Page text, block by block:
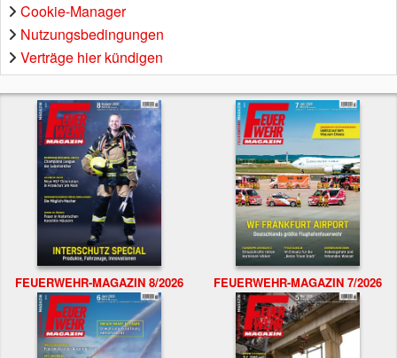
Cookie-Manager
Nutzungsbedingungen
Verträge hier kündigen
FEUERWEHR-MAGAZIN 8/2026 FEUERWEHR-MAGAZIN 7/2026